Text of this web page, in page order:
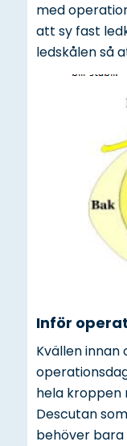
med
att sy fast
ledskålen så
Inför
Kvällen
hela kroppen
Descutan
behöver